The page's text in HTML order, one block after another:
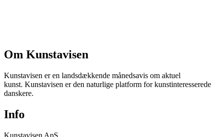
Om Kunstavisen
Kunstavisen er en landsdækkende månedsavis om aktuel
kunst. Kunstavisen er den naturlige platform for kunstinteresserede
danskere.
Info
Kunstavisen ApS